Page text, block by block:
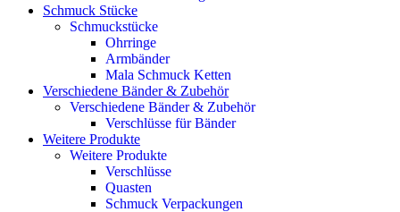
Schmuck Stücke
Schmuckstücke
Ohrringe
Armbänder
Mala Schmuck Ketten
Verschiedene Bänder & Zubehör
Verschiedene Bänder & Zubehör
Verschlüsse für Bänder
Weitere Produkte
Weitere Produkte
Verschlüsse
Quasten
Schmuck Verpackungen